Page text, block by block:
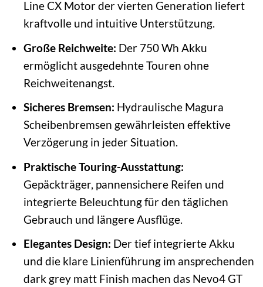
Line CX Motor der vierten Generation liefert
kraftvolle und intuitive Unterstützung.
Große Reichweite: Der 750 Wh Akku
ermöglicht ausgedehnte Touren ohne
Reichweitenangst.
Sicheres Bremsen: Hydraulische Magura
Scheibenbremsen gewährleisten effektive
Verzögerung in jeder Situation.
Praktische Touring-Ausstattung:
Gepäckträger, pannensichere Reifen und
integrierte Beleuchtung für den täglichen
Gebrauch und längere Ausflüge.
Elegantes Design: Der tief integrierte Akku
und die klare Linienführung im ansprechenden
dark grey matt Finish machen das Nevo4 GT